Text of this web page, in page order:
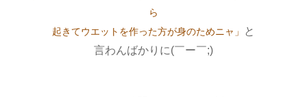
ら
起きてウエットを作った方が身のためニャ」
と
言わんばかりに(￣ー￣;)